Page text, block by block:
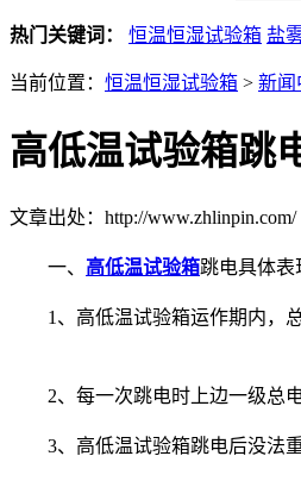
热门关键词： 恒温恒湿试验箱 盐
当前位置： 恒温恒湿试验箱 > 新闻
高低温试验箱跳
文章出处：http://www.zhlinpin.com/
一、 高低温试验箱跳电具体表
1、高低温试验箱运作期内，总
2、每一次跳电时上边一级总电
3、高低温试验箱跳电后没法重